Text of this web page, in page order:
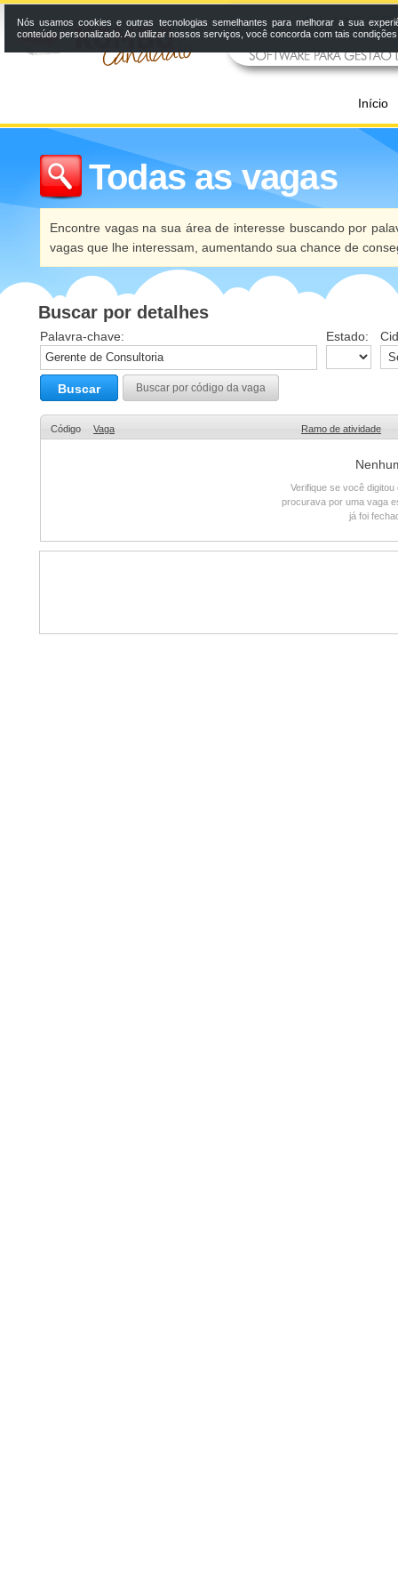
Início
Todas as vagas
Encontre vagas na sua área de interesse buscando por
vagas que lhe interessam, aumentando sua chance de
Buscar por detalhes
Palavra-chave: Estado:
Buscar Buscar por código da vaga
Código Vaga Ramo de atividade
Verifique se você
procurava por uma vaga
já foi
Nós usamos cookies e outras tecnologias semelhantes para melhorar a sua
conteúdo personalizado. Ao utilizar nossos serviços, você concorda com tais